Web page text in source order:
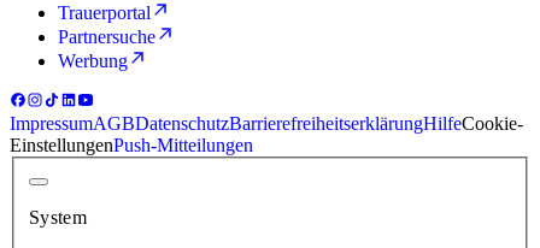
Trauerportal
Partnersuche
Werbung
ImpressumAGBDatenschutzBarrierefreiheitserklärungHilfeCookie-
EinstellungenPush-Mitteilungen
System